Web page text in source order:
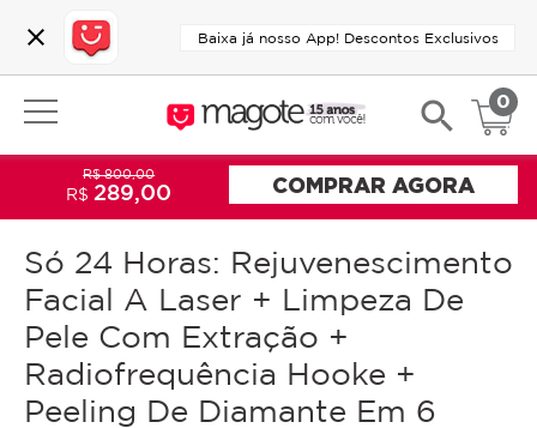
close Baixa já nosso App! Descontos Exclusivos
search 0
Só 24 Horas: Rejuvenescimento
Facial A Laser + Limpeza De
Pele Com Extração +
Radiofrequência Hooke +
Peeling De Diamante Em 6
R$ 800,00
R$ 289,00 COMPRAR AGORA